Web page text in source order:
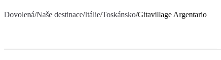
Dovolená/Naše destinace/Itálie/Toskánsko/Gitavillage Argentario